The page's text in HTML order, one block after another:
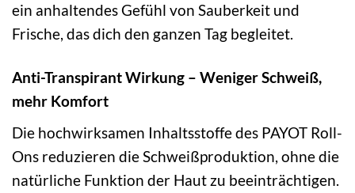
ein anhaltendes Gefühl von Sauberkeit und
Frische, das dich den ganzen Tag begleitet.
Anti-Transpirant Wirkung – Weniger Schweiß,
mehr Komfort
Die hochwirksamen Inhaltsstoffe des PAYOT Roll-
Ons reduzieren die Schweißproduktion, ohne die
natürliche Funktion der Haut zu beeinträchtigen.